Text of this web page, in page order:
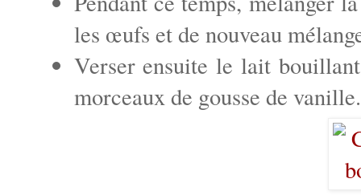
les œufs et de nouveau
Verser ensuite le lait
morceaux de gousse de vanille.